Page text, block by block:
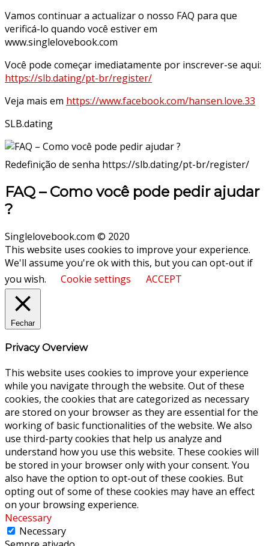
Vamos continuar a actualizar o nosso FAQ para que
verificá-lo quando você estiver em
www.singlelovebook.com
Você pode começar imediatamente por inscrever-se aqui:
https://slb.dating/pt-br/register/
Veja mais em https://www.facebook.com/hansen.love.33
SLB.dating
Redefinição de senha https://slb.dating/pt-br/register/
FAQ – Como você pode pedir ajudar
?
Singlelovebook.com © 2020
This website uses cookies to improve your experience.
We'll assume you're ok with this, but you can opt-out if
you wish.
Cookie settings ACCEPT
Fechar
Privacy Overview
This website uses cookies to improve your experience
while you navigate through the website. Out of these
cookies, the cookies that are categorized as necessary
are stored on your browser as they are essential for the
working of basic functionalities of the website. We also
use third-party cookies that help us analyze and
understand how you use this website. These cookies will
be stored in your browser only with your consent. You
also have the option to opt-out of these cookies. But
opting out of some of these cookies may have an effect
on your browsing experience.
Necessary
Necessary